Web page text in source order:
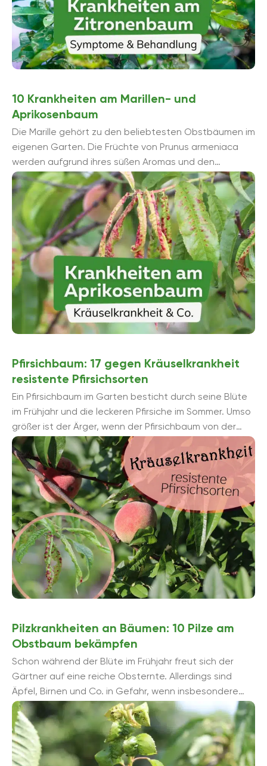
10 Krankheiten am Marillen- und
Aprikosenbaum
Die Marille gehört zu den beliebtesten Obstbäumen im
eigenen Garten. Die Früchte von Prunus armeniaca
werden aufgrund ihres süßen Aromas und den
zahlreichen Verarbeitungsmöglichkeiten geerntet. ...
Pfirsichbaum: 17 gegen Kräuselkrankheit
resistente Pfirsichsorten
Ein Pfirsichbaum im Garten besticht durch seine Blüte
im Frühjahr und die leckeren Pfirsiche im Sommer. Umso
größer ist der Ärger, wenn der Pfirsichbaum von der
Krä...
Pilzkrankheiten an Bäumen: 10 Pilze am
Obstbaum bekämpfen
Schon während der Blüte im Frühjahr freut sich der
Gärtner auf eine reiche Obsternte. Allerdings sind
Äpfel, Birnen und Co. in Gefahr, wenn insbesondere
durch falsche ...